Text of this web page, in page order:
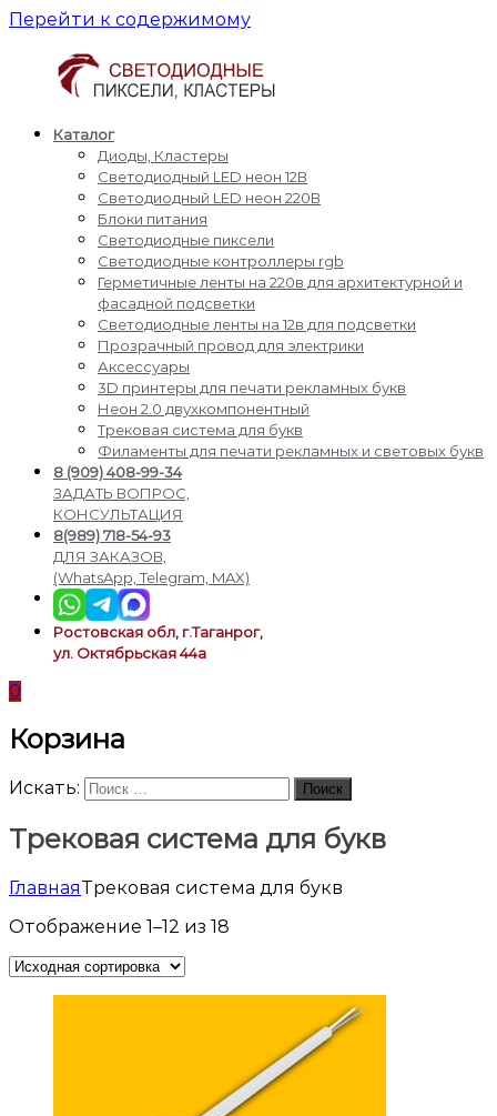
Перейти к содержимому
Светодиодные
пиксели
кластеры
Производство
доставка
светодиодные
пиксели,
кластеры,
светодиодный
питания,
светодиодные
контроллеры
прожекторы
подсветки
Каталог
Диоды, Кластеры
Светодиодный LED неон 12В
Светодиодный LED неон 220В
Блоки питания
Светодиодные пиксели
Светодиодные контроллеры rgb
Герметичные ленты на 220в для архитектурной и
фасадной подсветки
Светодиодные ленты на 12в для подсветки
Прозрачный провод для электрики
Аксессуары
3D принтеры для печати рекламных букв
Неон 2.0 двухкомпонентный
Трековая система для букв
Филаменты для печати рекламных и световых букв
8 (909) 408-99-34
ЗАДАТЬ ВОПРОС,
КОНСУЛЬТАЦИЯ
8(989) 718-54-93
ДЛЯ ЗАКАЗОВ,
(WhatsApp, Telegram, MAX)
Ростовская обл, г.Таганрог,
ул. Октябрьская 44а
0
Корзина
Искать: Поиск
Трековая система для букв
ГлавнаяТрековая система для букв
Отображение 1–12 из 18